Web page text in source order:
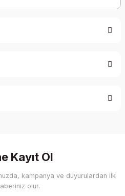
ederiz.
veya görüntülenemiyor.
Kayıt Ol
kampanya ve duyurulardan ilk
olur.